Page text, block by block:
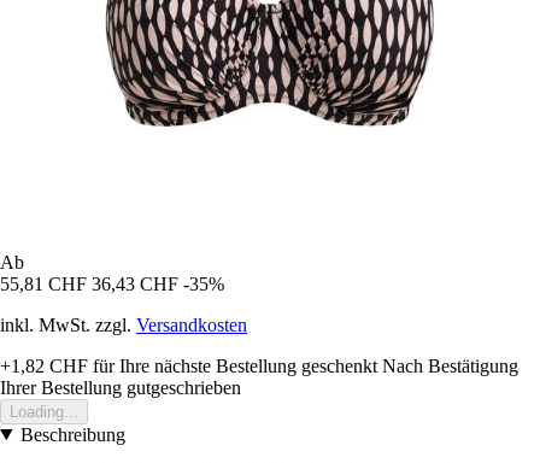
Ab
55,81 CHF 36,43 CHF -35%
inkl. MwSt. zzgl. Versandkosten
+1,82 CHF für Ihre nächste Bestellung geschenkt Nach Bestätigung
Ihrer Bestellung gutgeschrieben
Loading...
Beschreibung